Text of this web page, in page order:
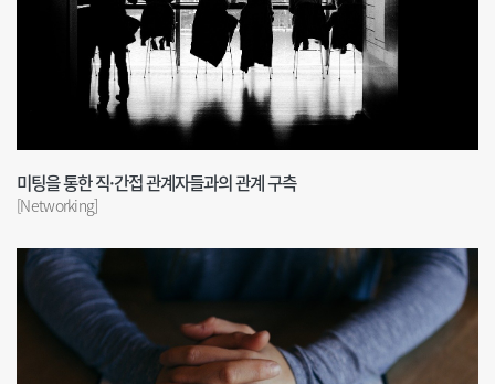
미팅을 통한 직·간접 관계자들과의 관계 구측
[Networking]